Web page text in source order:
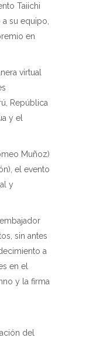
Taiichi
su equipo,
en
virtual
República
y el
Muñoz)
el evento
y
sin antes
a
en el
y la firma
del